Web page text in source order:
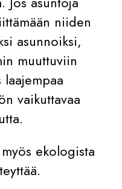
niiden
asunnoiksi,
muuttuviin
vaikuttavaa
ekologista